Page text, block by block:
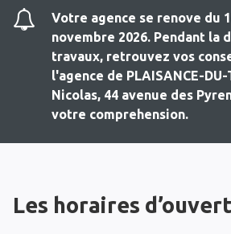
Votre agence se renove du
novembre 2026. Pendant la
travaux, retrouvez vos
l'agence de PLAISANCE-
Nicolas, 44 avenue des
votre comprehension.
Les horaires